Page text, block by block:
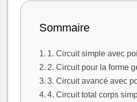
Sommaire
1. Circuit simple avec
2. Circuit pour la forme
3. Circuit avancé avec
4. Circuit total corps